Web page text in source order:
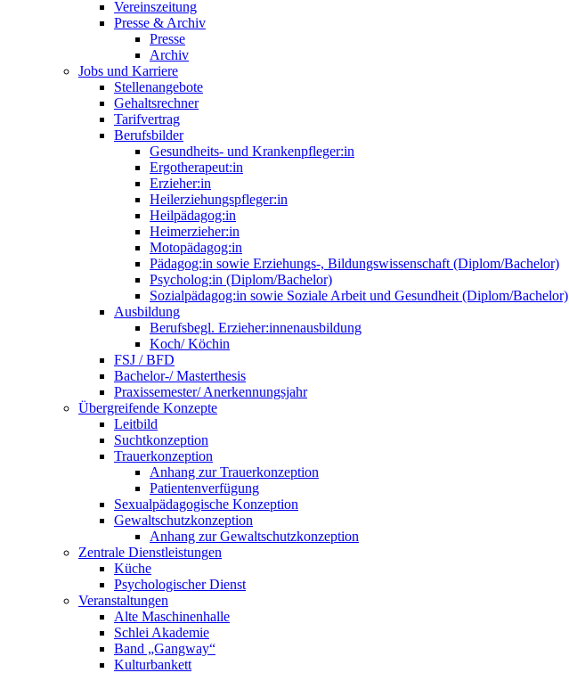
Vereinszeitung
Presse & Archiv
Presse
Archiv
Jobs und Karriere
Stellenangebote
Gehaltsrechner
Tarifvertrag
Berufsbilder
Gesundheits- und Krankenpfleger:in
Ergotherapeut:in
Erzieher:in
Heilerziehungspfleger:in
Heilpädagog:in
Heimerzieher:in
Motopädagog:in
Pädagog:in sowie Erziehungs-, Bildungswissenschaft (Diplom/Bachelor)
Psycholog:in (Diplom/Bachelor)
Sozialpädagog:in sowie Soziale Arbeit und Gesundheit (Diplom/Bachelor)
Ausbildung
Berufsbegl. Erzieher:innenausbildung
Koch/ Köchin
FSJ / BFD
Bachelor-/ Masterthesis
Praxissemester/ Anerkennungsjahr
Übergreifende Konzepte
Leitbild
Suchtkonzeption
Trauerkonzeption
Anhang zur Trauerkonzeption
Patientenverfügung
Sexualpädagogische Konzeption
Gewaltschutzkonzeption
Anhang zur Gewaltschutzkonzeption
Zentrale Dienstleistungen
Küche
Psychologischer Dienst
Veranstaltungen
Alte Maschinenhalle
Schlei Akademie
Band „Gangway“
Kulturbankett